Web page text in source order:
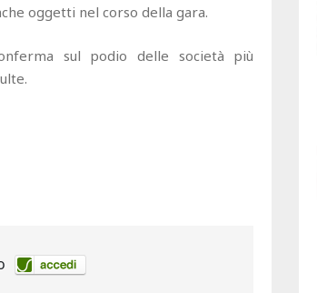
oggetti nel corso della gara.
sul podio delle società più